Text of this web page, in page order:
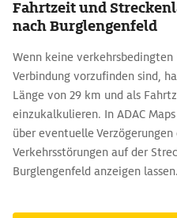
Fahrtzeit und
nach Burglengenfeld
Wenn keine
Verbindung vorzufinden sind,
Länge von 29 km und als
einzukalkulieren. In ADAC
über eventuelle Verzögerungen
Verkehrsstörungen auf der
Burglengenfeld anzeigen lassen.